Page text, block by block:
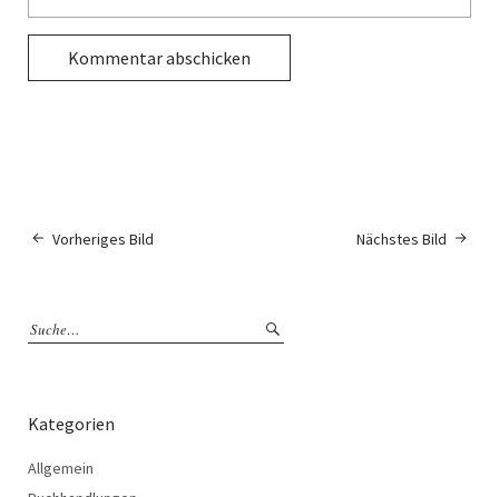
Nächstes Bild
Vorheriges Bild
Kategorien
Allgemein